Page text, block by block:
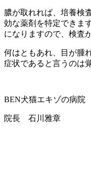
膿が取れれば、培養検
効な薬剤を特定できま
になりますので、検査
何はともあれ、目が腫
症状であると言うのは
BEN犬猫エキゾの病院
院長 石川雅章